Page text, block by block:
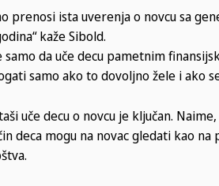
prenosi ista uverenja o novcu sa
kaže Sibold.
samo da uče decu pametnim
samo ako to dovoljno žele i ako
uče decu o novcu je ključan.
deca mogu na novac gledati kao